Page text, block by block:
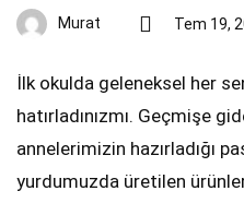
Murat Tem 19,
İlk okulda geleneksel her
hatırladınızmı. Geçmişe
annelerimizin hazırladığı
yurdumuzda üretilen